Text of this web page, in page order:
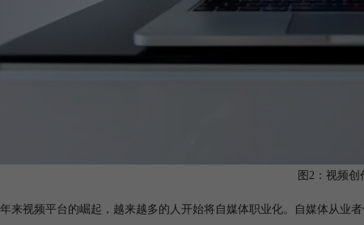
图2：视频创
来视频平台的崛起，越来越多的人开始将自媒体职业化。自媒体从业